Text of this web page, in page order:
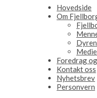
Hovedside
Om
Foredrag
Kontakt oss
Nyhetsbrev
Personvern